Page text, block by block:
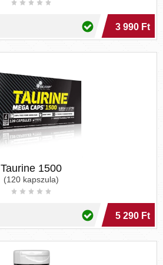
3 990 Ft
Taurine 1500
(120 kapszula)
5 290 Ft